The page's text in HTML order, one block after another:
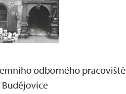
odborného pracoviště
Budějovice